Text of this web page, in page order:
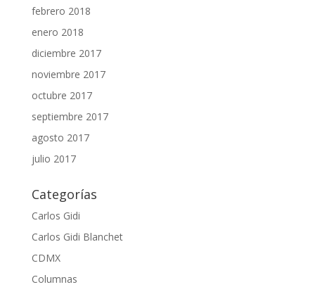
febrero 2018
enero 2018
diciembre 2017
noviembre 2017
octubre 2017
septiembre 2017
agosto 2017
julio 2017
Categorías
Carlos Gidi
Carlos Gidi Blanchet
CDMX
Columnas